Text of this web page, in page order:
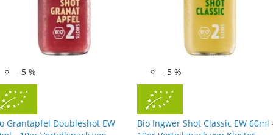
- 5 %
Grantapfel Doubleshot EW
- 5 %
Bio Ingwer Shot Classic EW 60ml